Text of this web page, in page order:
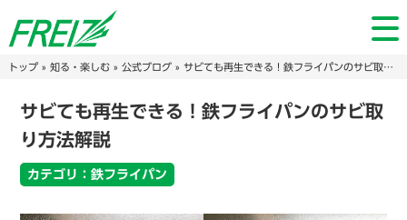
トップ» 知る・楽しむ» 公式ブログ» サビても再生できる！鉄フライパンのサビ取り方法解説
サビても再生できる！鉄フライパンのサビ取
り方法解説
カテゴリ：鉄フライパン